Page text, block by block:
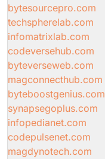
bytesourcepro.com
techspherelab.com
infomatrixlab.com
codeversehub.com
byteverseweb.com
magconnecthub.com
byteboostgenius.com
synapsegoplus.com
infopedianet.com
codepulsenet.com
magdynotech.com